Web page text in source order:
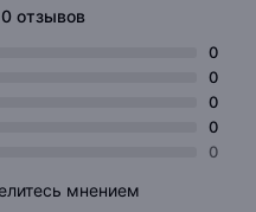
0 отзывов
0
0
0
0
0
мнением